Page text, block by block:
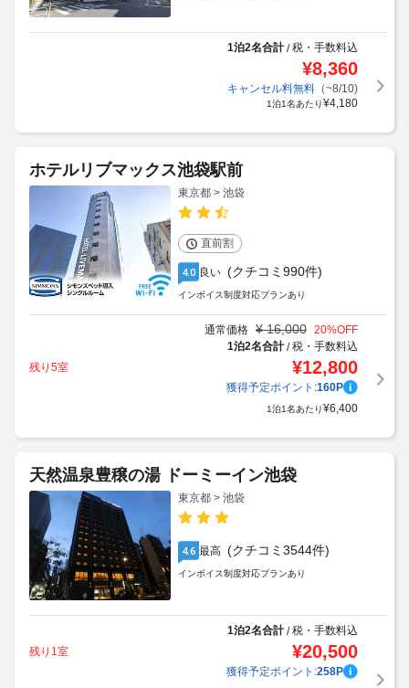
税・手数料込
¥8,360
キャンセル料無料 （~8/10)
ホテルリブマックス池袋駅前
東京都 > 池袋
直前割
4.0 良い (クチコミ990件)
インボイス制度対応プランあり
通常価格 ¥ 16,000 20%OFF
税・手数料込
¥12,800
獲得予定ポイント:160P
天然温泉豊穣の湯 ドーミーイン池袋
東京都 > 池袋
4.6 最高 (クチコミ3544件)
税・手数料込
¥20,500